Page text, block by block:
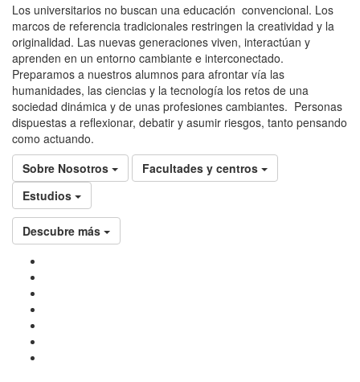
Los universitarios no buscan una educación convencional. Los
marcos de referencia tradicionales restringen la creatividad y la
originalidad. Las nuevas generaciones viven, interactúan y
aprenden en un entorno cambiante e interconectado.
Preparamos a nuestros alumnos para afrontar vía las
humanidades, las ciencias y la tecnología los retos de una
sociedad dinámica y de unas profesiones cambiantes. Personas
dispuestas a reflexionar, debatir y asumir riesgos, tanto pensando
como actuando.
Sobre Nosotros
Facultades y centros
Estudios
Descubre más